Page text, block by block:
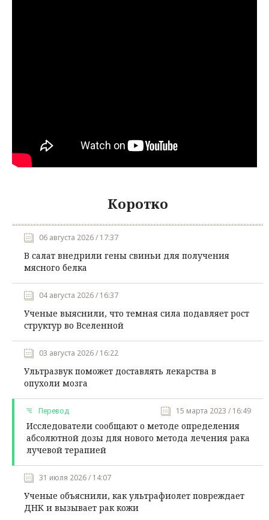
Коротко
06 августа 2026 / 17:37
В салат внедрили гены свиньи для получения
мясного белка
04 августа 2026 / 16:37
Ученые выяснили, что темная сила подавляет рост
структур во Вселенной
03 августа 2026 / 16:22
Ультразвук поможет доставлять лекарства в
опухоли мозга
Перевод 15 марта 2023 / 16:49
Исследователи сообщают о методе определения
абсолютной дозы для нового метода лечения рака
лучевой терапией
31 июля 2026 / 14:07
Ученые объяснили, как ультрафиолет повреждает
ДНК и вызывает рак кожи